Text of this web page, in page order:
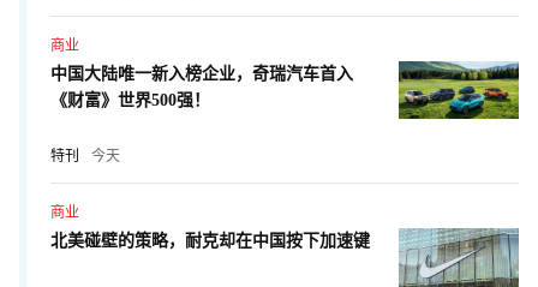
商业
中国大陆唯一新入榜企业，奇瑞汽车首入
《财富》世界500强！
特刊 今天
商业
北美碰壁的策略，耐克却在中国按下加速键